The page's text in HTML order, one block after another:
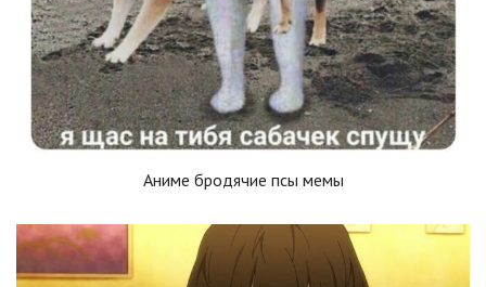
Аниме бродячие псы мемы